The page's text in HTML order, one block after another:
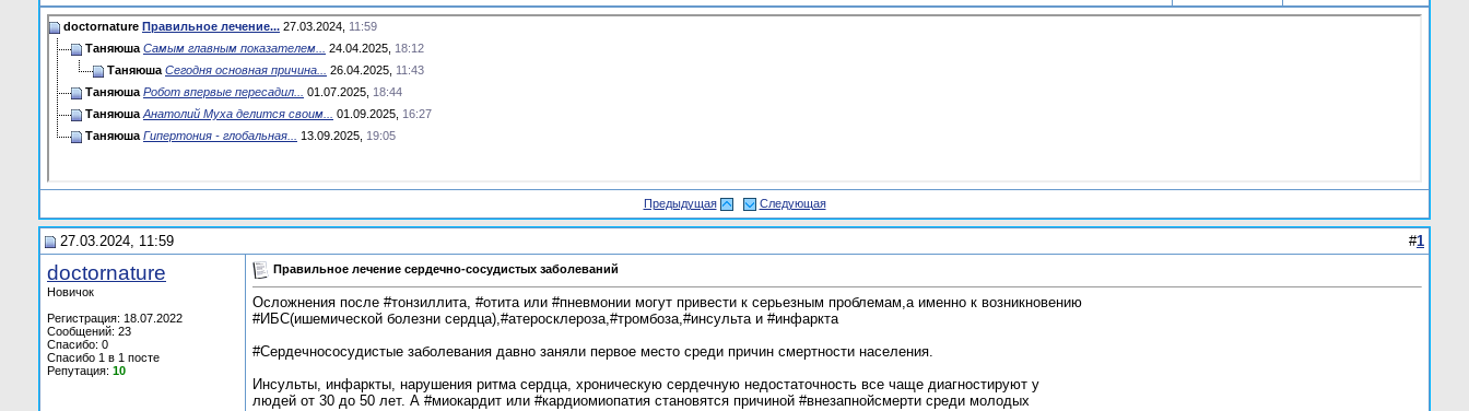
doctornature Правильное лечение... 27.03.2024, 11:59
Таняюша Самым главным показателем... 24.04.2025, 18:12
Таняюша Сегодня основная причина... 26.04.2025, 11:43
Таняюша Робот впервые пересадил... 01.07.2025, 18:44
Таняюша Анатолий Муха делится своим... 01.09.2025, 16:27
Таняюша Гипертония - глобальная... 13.09.2025, 19:05
Предыдущая Следующая
27.03.2024, 11:59 #1
doctornature
Новичок
Регистрация: 18.07.2022
Сообщений: 23
Спасибо: 0
Спасибо 1 в 1 посте
Репутация: 10
Правильное лечение сердечно-сосудистых заболеваний
Осложнения после #тонзиллита, #отита или #пневмонии могут привести к серьезным проблемам,а именно к возникновению
#ИБС(ишемической болезни сердца),#атеросклероза,#тромбоза,#инсульта и #инфаркта
#Сердечнососудистые заболевания давно заняли первое место среди причин смертности населения.
Инсульты, инфаркты, нарушения ритма сердца, хроническую сердечную недостаточность все чаще диагностируют у
людей от 30 до 50 лет. А #миокардит или #кардиомиопатия становятся причиной #внезапнойсмерти среди молодых